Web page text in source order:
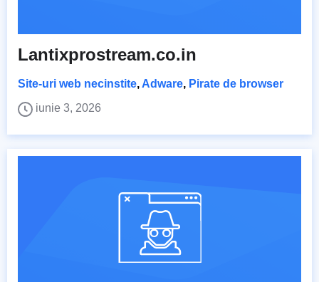
Lantixprostream.co.in
Site-uri web necinstite, Adware, Pirate de browser
iunie 3, 2026